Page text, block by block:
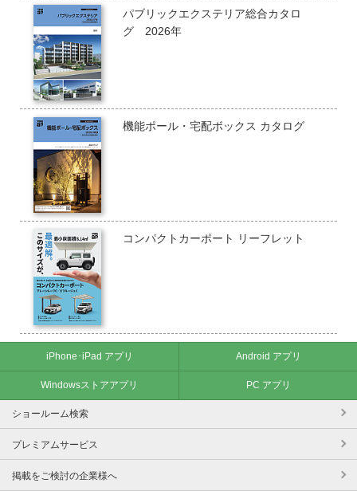
パブリックエクステリア総合カタロ
グ 2026年
機能ポール・宅配ボックス カタログ
コンパクトカーポート リーフレット
iPhone･iPad アプリ Android アプリ
Windowsストアアプリ PC アプリ
ショールーム検索
プレミアムサービス
掲載をご検討の企業様へ